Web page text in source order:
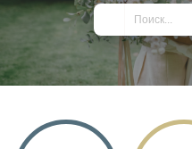
присоединяйтесь к
скидки и